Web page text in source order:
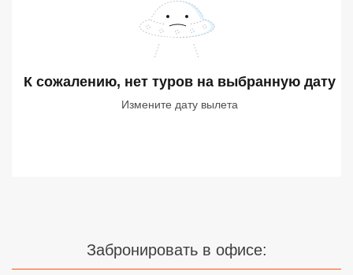
К сожалению, нет туров на выбранную дату
Измените дату вылета
Забронировать в офисе: